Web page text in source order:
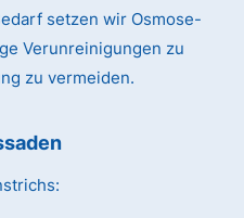
setzen wir Osmose-
Verunreinigungen zu
zu vermeiden.